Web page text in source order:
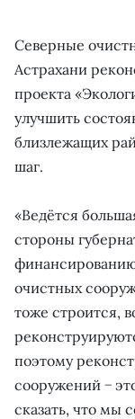
Северные
Астрахани
проекта
улучшить
близлежащих
шаг.
«Ведётся
стороны
очистных
тоже строится,
поэтому
сооружений −
сказать, что мы